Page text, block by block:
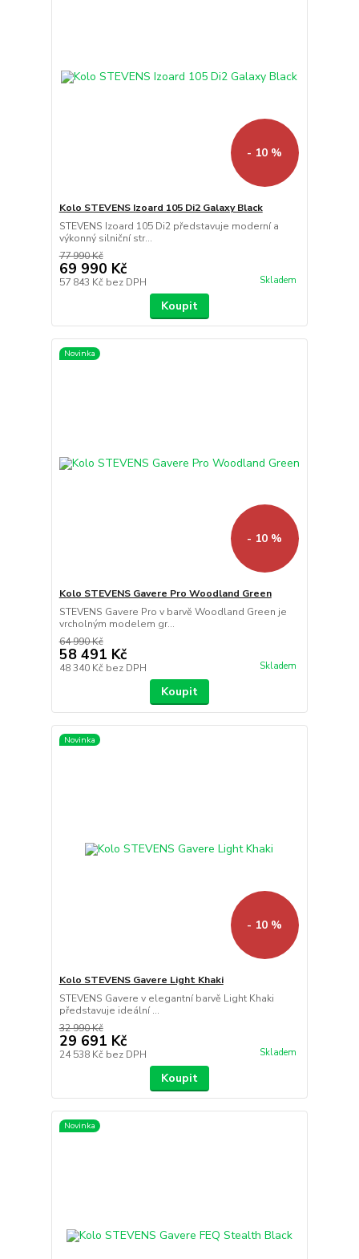
- 10 %
Kolo STEVENS Izoard 105 Di2 Galaxy Black
STEVENS Izoard 105 Di2 představuje moderní a
výkonný silniční str...
77 990 Kč
69 990 Kč
57 843 Kč bez DPH Skladem
Koupit
Novinka
- 10 %
Kolo STEVENS Gavere Pro Woodland Green
STEVENS Gavere Pro v barvě Woodland Green je
vrcholným modelem gr...
64 990 Kč
58 491 Kč
48 340 Kč bez DPH Skladem
Koupit
Novinka
- 10 %
Kolo STEVENS Gavere Light Khaki
STEVENS Gavere v elegantní barvě Light Khaki
představuje ideální ...
32 990 Kč
29 691 Kč
24 538 Kč bez DPH Skladem
Koupit
Novinka